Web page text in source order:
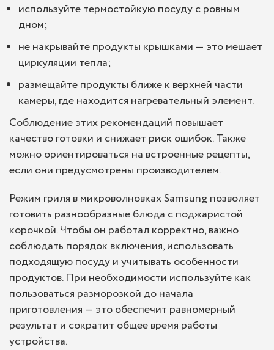
используйте термостойкую посуду с ровным
дном;
не накрывайте продукты крышками — это мешает
циркуляции тепла;
размещайте продукты ближе к верхней части
камеры, где находится нагревательный элемент.
Соблюдение этих рекомендаций повышает
качество готовки и снижает риск ошибок. Также
можно ориентироваться на встроенные рецепты,
если они предусмотрены производителем.
Режим гриля в микроволновках Samsung позволяет
готовить разнообразные блюда с поджаристой
корочкой. Чтобы он работал корректно, важно
соблюдать порядок включения, использовать
подходящую посуду и учитывать особенности
продуктов. При необходимости используйте как
пользоваться разморозкой до начала
приготовления — это обеспечит равномерный
результат и сократит общее время работы
устройства.